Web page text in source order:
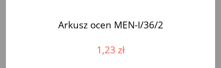
Arkusz ocen MEN-I/36/2
1,23 zł